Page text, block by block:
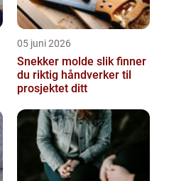
05 juni 2026
Snekker molde slik finner
du riktig håndverker til
prosjektet ditt